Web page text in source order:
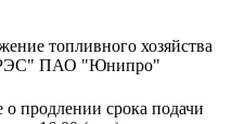
топливного хозяйства
ПАО "Юнипро"
продлении срока подачи